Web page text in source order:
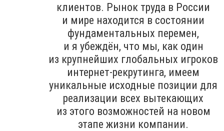
клиентов. Рынок труда в России
и мире находится в состоянии
фундаментальных перемен,
и я убеждён, что мы, как один
из крупнейших глобальных игроков
интернет-рекрутинга, имеем
уникальные исходные позиции для
реализации всех вытекающих
из этого возможностей на новом
этапе жизни компании.